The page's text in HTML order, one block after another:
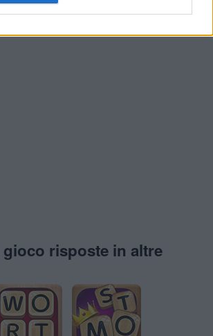
risposte in altre